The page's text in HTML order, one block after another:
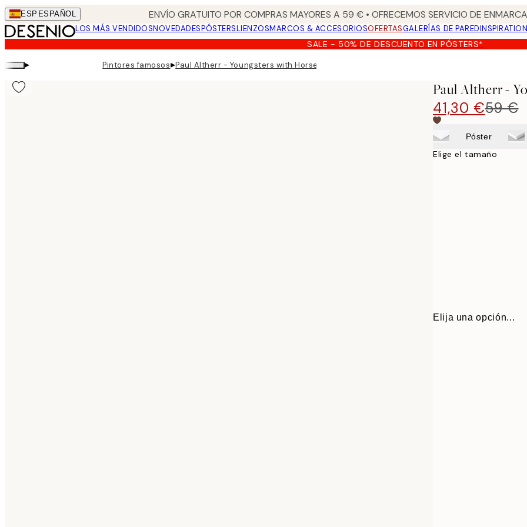
Skip
to
main
content.
ESP ESPAÑOL ENVÍO GRATUITO POR COMPRAS MAYORES A 59 € • OFRECEMOS SERVICIO DE
LOS MÁS VENDIDOSNOVEDADESPÓSTERSLIENZOSMARCOS & ACCESORIOSOFERTASGALERÍAS DE PARED
SALE - 50% DE DESCUENTO EN PÓSTERS*
▸ Pintores famosos▸Paul Altherr - Youngsters with Horses Lienzo
Paul Altherr -
41,30 €59 €
Póster
Elige el tamaño
Elija una opción...